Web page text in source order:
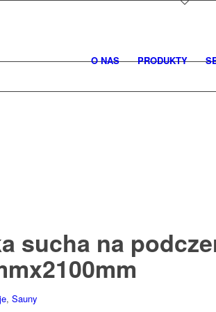
O NAS PRODUKTY
sucha na
, Sauny